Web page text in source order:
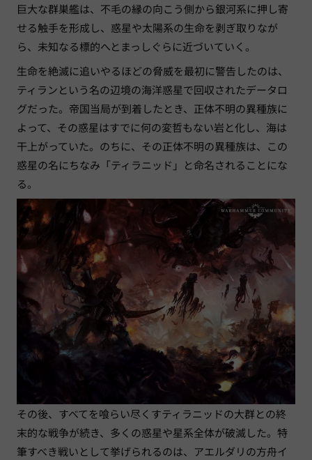
巨大な群巣艦は、不毛の縁の向こう側から銀河系に押し寄
せる触手を形成し、惑星や太陽系の生命を剥ぎ取りなが
ら、未知なる標的へとまっしぐらに近づいていく。
生命を絶滅に追いやるほどの脅威を最初に警告したのは、
ティランという名の辺境の海洋惑星で回収されたデータロ
グだった。帝国当局が到着したとき、正体不明の異種族に
よって、その惑星はすでに何の変哲もない岩と化し、海は
干上がっていた。のちに、その正体不明の異種族は、この
惑星の名にちなみ「ティラニッド」と命名されることにな
る。
その後、すべてを喰らい尽くすティラニッドの大群との終
末的な戦争が続き、多くの惑星や星系全体が破滅した。特
筆すべき戦いとして挙げられるのは、アエルダリの方舟イ